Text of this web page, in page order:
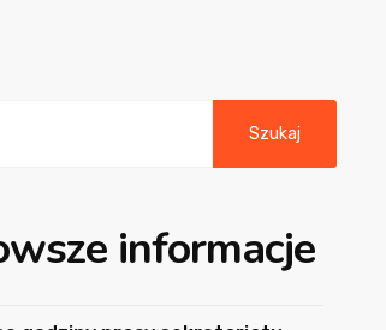
Szukaj
informacje